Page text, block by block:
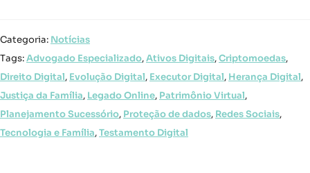
Categoria: Notícias
Tags:Advogado Especializado,Ativos Digitais,Criptomoedas,
Direito Digital, Evolução Digital, Executor Digital, Herança Digital,
Justiça da Família, Legado Online, Patrimônio Virtual,
Planejamento Sucessório, Proteção de dados, Redes Sociais,
Tecnologia e Família,Testamento Digital